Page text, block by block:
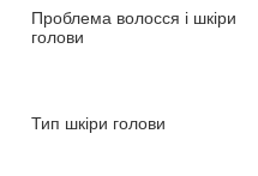
Проблема волосся і шкіри
голови
Тип шкіри голови